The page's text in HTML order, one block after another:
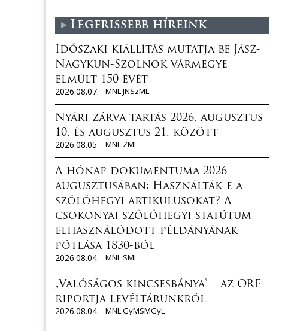
Legfrissebb híreink
Időszaki kiállítás mutatja be Jász-
Nagykun-Szolnok vármegye
elmúlt 150 évét
2026.08.07.
MNL JNSzML
Nyári zárva tartás 2026. augusztus
10. és augusztus 21. között
2026.08.05.
MNL ZML
A hónap dokumentuma 2026
augusztusában: Használták-e a
szőlőhegyi artikulusokat? A
csokonyai szőlőhegyi statútum
elhasználódott példányának
pótlása 1830-ból
2026.08.04.
MNL SML
„Valóságos kincsesbánya” – az ORF
riportja levéltárunkról
2026.08.04.
MNL GyMSMGyL